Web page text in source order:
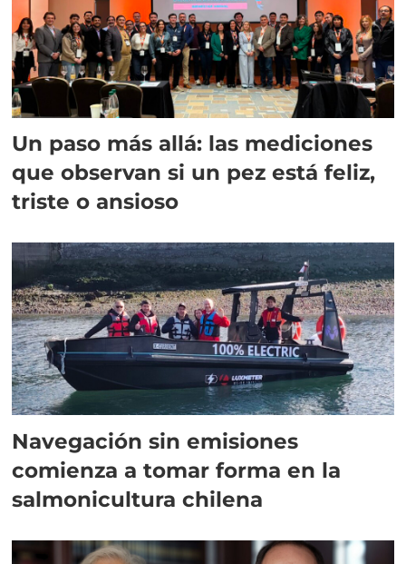
Un paso más allá: las mediciones
que observan si un pez está feliz,
triste o ansioso
Navegación sin emisiones
comienza a tomar forma en la
salmonicultura chilena